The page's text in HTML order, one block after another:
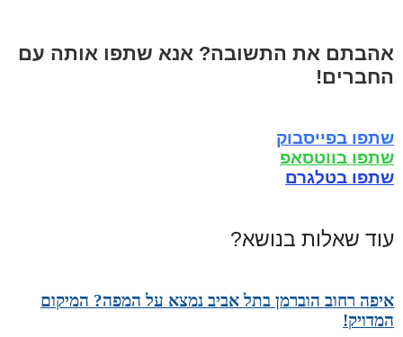
אהבתם את התשובה? אנא שתפו אותה עם
החברים!
שתפו בפייסבוק
שתפו בווטסאפ
שתפו בטלגרם
עוד שאלות בנושא?
איפה רחוב הוברמן בתל אביב נמצא על המפה? המיקום
המדויק!